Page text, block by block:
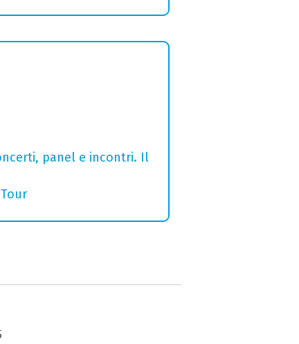
panel e incontri. Il